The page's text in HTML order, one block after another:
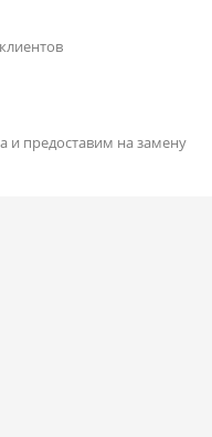
предоставим на замену